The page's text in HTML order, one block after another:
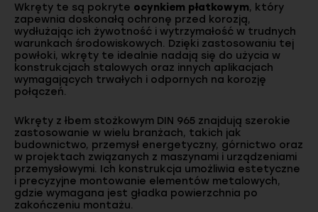
Wkręty te są pokryte ocynkiem płatkowym, który
zapewnia doskonałą ochronę przed korozją,
wydłużając ich żywotność i wytrzymałość w trudnych
warunkach środowiskowych. Dzięki zastosowaniu tej
powłoki, wkręty te idealnie nadają się do użycia w
konstrukcjach stalowych oraz innych aplikacjach
wymagających trwałych i odpornych na korozję
połączeń.
Wkręty z łbem stożkowym DIN 965 znajdują szerokie
zastosowanie w wielu branżach, takich jak
budownictwo, przemysł energetyczny, górnictwo oraz
w projektach związanych z maszynami i urządzeniami
przemysłowymi. Ich konstrukcja umożliwia estetyczne
i precyzyjne montowanie elementów metalowych,
gdzie wymagana jest gładka powierzchnia po
zakończeniu montażu.